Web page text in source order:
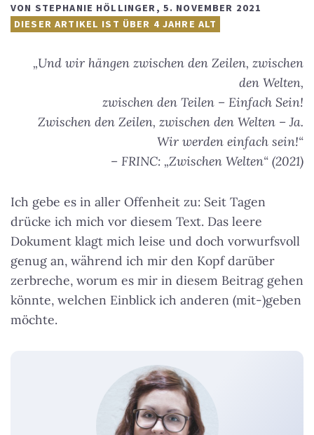
VON STEPHANIE HÖLLINGER, 5. NOVEMBER 2021
DIESER ARTIKEL IST ÜBER 4 JAHRE ALT
„Und wir hängen zwischen den Zeilen, zwischen
den Welten,
zwischen den Teilen – Einfach Sein!
Zwischen den Zeilen, zwischen den Welten – Ja.
Wir werden einfach sein!“
– FRINC: „Zwischen Welten“ (2021)
Ich gebe es in aller Offenheit zu: Seit Tagen
drücke ich mich vor diesem Text. Das leere
Dokument klagt mich leise und doch vorwurfsvoll
genug an, während ich mir den Kopf darüber
zerbreche, worum es mir in diesem Beitrag gehen
könnte, welchen Einblick ich anderen (mit-)geben
möchte.